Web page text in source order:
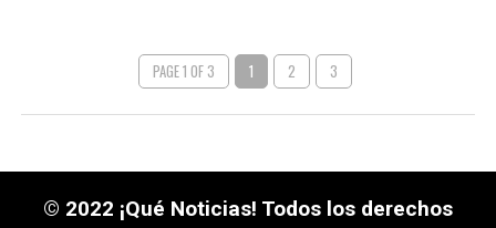
PAGE 1 OF 3 1 2 3
© 2022 ¡Qué Noticias! Todos los derechos